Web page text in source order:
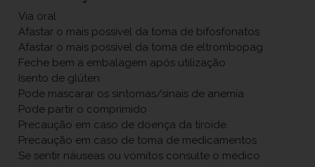
Via oral
Afastar o mais possível da toma de bifosfonatos
Afastar o mais possível da toma de eltrombopag
Feche bem a embalagem após utilização
Isento de glúten
Pode mascarar os sintomas/sinais de anemia
Pode partir o comprimido
Precaução em caso de doença da tiroide.
Precaução em caso de toma de medicamentos
Se sentir náuseas ou vómitos consulte o médico